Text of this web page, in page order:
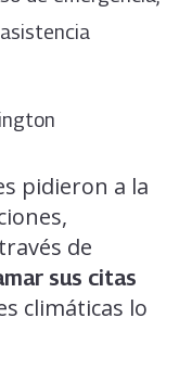
pidieron a la
de
sus citas
climáticas lo